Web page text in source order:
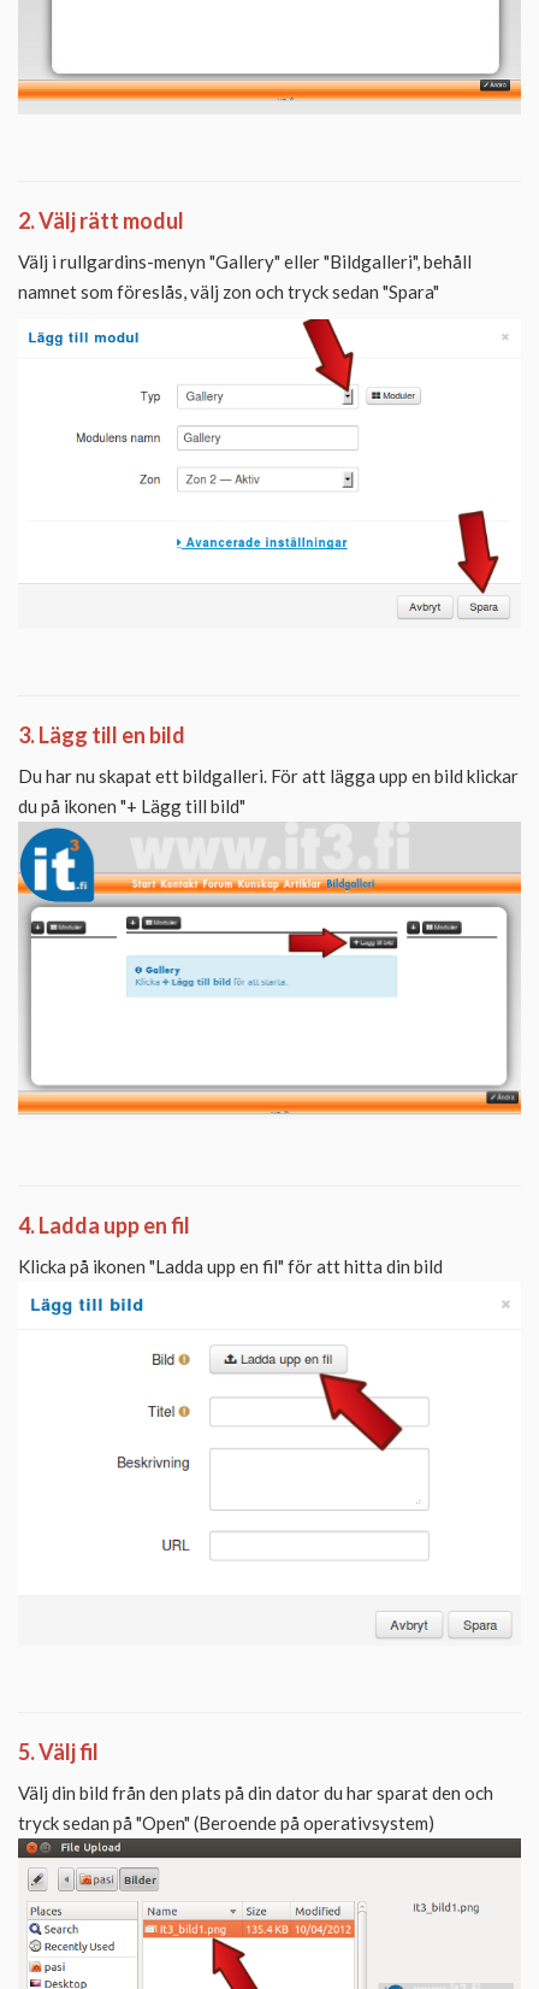
2. Välj rätt modul
Välj i rullgardins-menyn "Gallery" eller "Bildgalleri", behåll
namnet som föreslås, välj zon och tryck sedan "Spara"
3. Lägg till en bild
Du har nu skapat ett bildgalleri. För att lägga upp en bild klickar
du på ikonen "+ Lägg till bild"
4. Ladda upp en fil
Klicka på ikonen "Ladda upp en fil" för att hitta din bild
5. Välj fil
Välj din bild från den plats på din dator du har sparat den och
tryck sedan på "Open" (Beroende på operativsystem)